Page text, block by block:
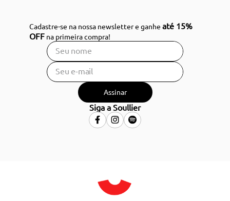
Cadastre-se na nossa newsletter e ganheaté 15%
OFF na primeira compra!
Assinar
Siga a Soullier